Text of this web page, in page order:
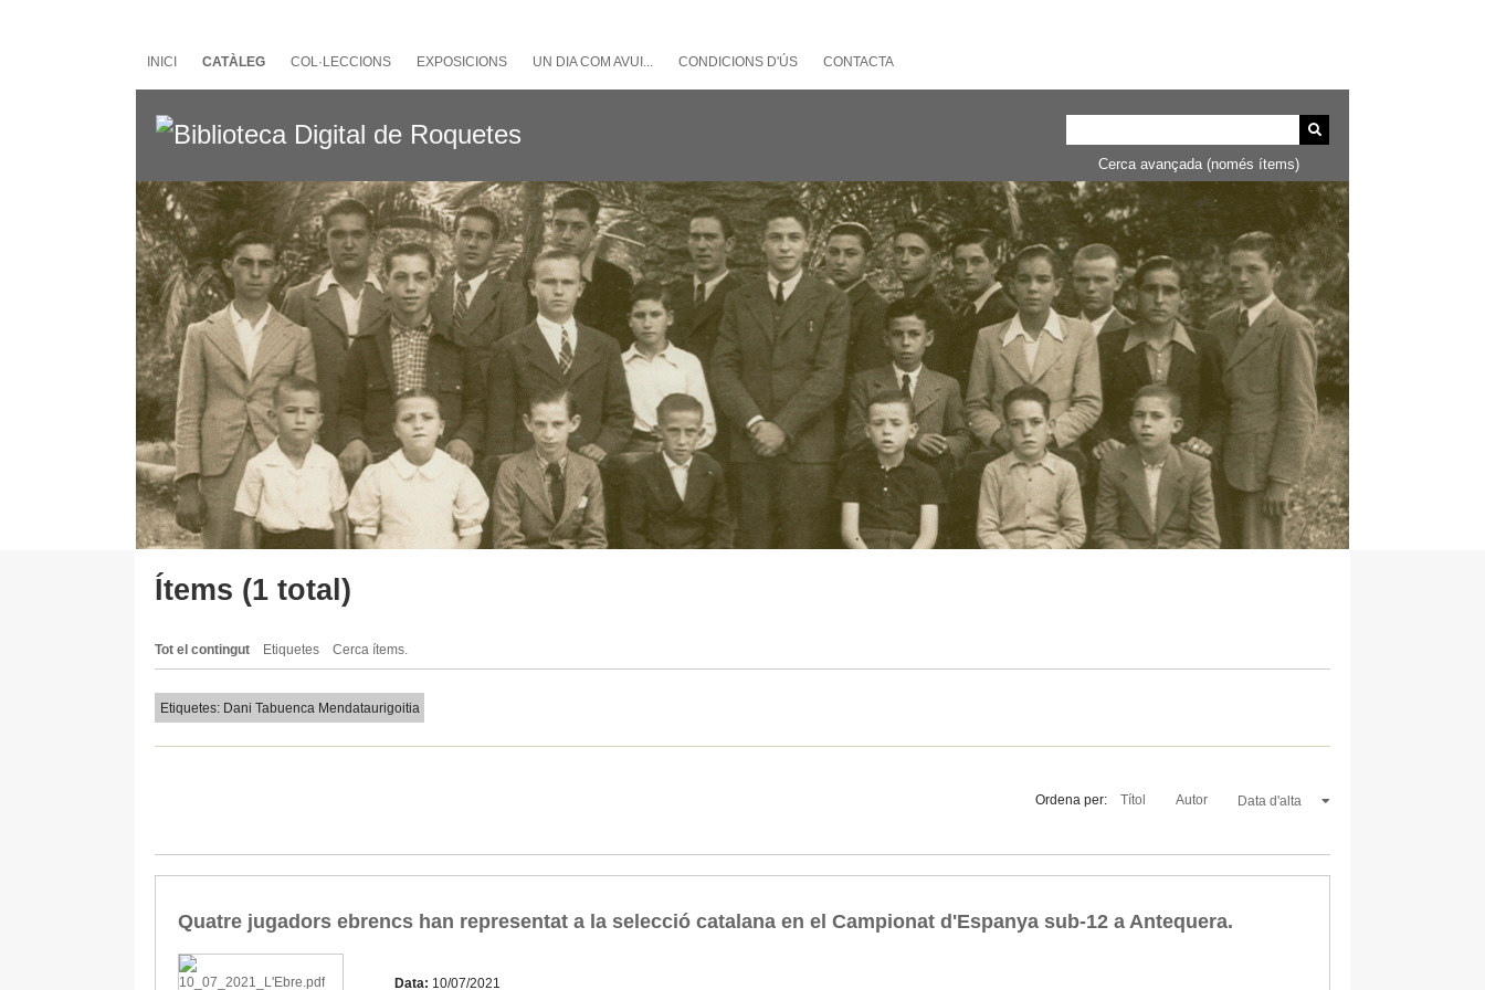
INICI CATÀLEG COL·LECCIONS EXPOSICIONS UN DIA COM AVUI... CONDICIONS D'ÚS CONTACTA
Cerca avançada (només ítems)
Ítems (1 total)
Tot el contingut Etiquetes Cerca ítems.
Etiquetes: Dani Tabuenca Mendataurigoitia
Ordena per: Títol Autor Data d'alta
Quatre jugadors ebrencs han representat a la selecció catalana en el Campionat d'Espanya sub-12 a Antequera.
Data: 10/07/2021